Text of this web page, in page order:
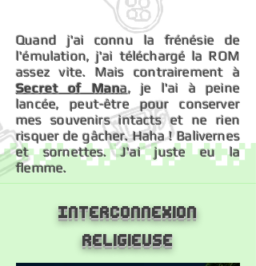
Quand j'ai connu la frénésie de
l'émulation, j'ai téléchargé la ROM
assez vite. Mais contrairement à
Secret of Mana, je l'ai à peine
lancée, peut-être pour conserver
mes souvenirs intacts et ne rien
risquer de gâcher. Haha ! Balivernes
et sornettes. J'ai juste eu la
flemme.
Interconnexion
religieuse